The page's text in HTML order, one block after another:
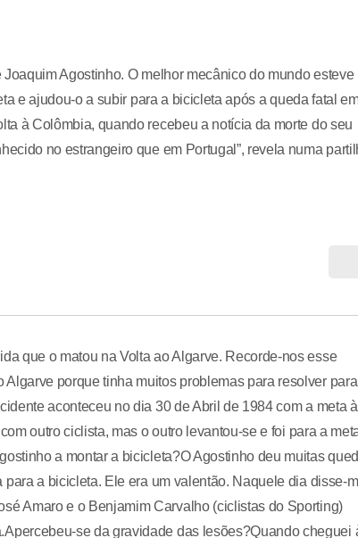
Agostinho. O melhor mecânico do mundo esteve
e ajudou-o a subir para a bicicleta após a queda fatal
à Colômbia, quando recebeu a notícia da morte do seu
no estrangeiro que em Portugal”, revela numa
que o matou na Volta ao Algarve. Recorde-nos esse
porque tinha muitos problemas para resolver
aconteceu no dia 30 de Abril de 1984 com a meta à
outro ciclista, mas o outro levantou-se e foi para a
a montar a bicicleta?O Agostinho deu muitas
a bicicleta. Ele era um valentão. Naquele dia disse-
Amaro e o Benjamim Carvalho (ciclistas do Sporting)
se da gravidade das lesões?Quando cheguei